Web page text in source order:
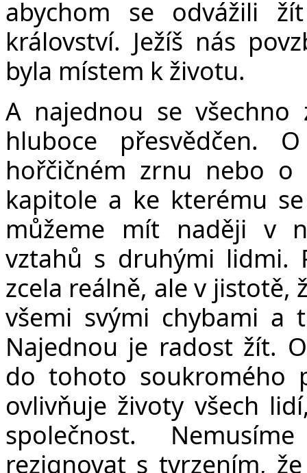
abychom se odvážili
království. Ježíš nás
byla místem k životu.
A najednou se
hluboce přesvědčen.
hořčičném zrnu nebo
kapitole a ke kterému
můžeme mít naději v
vztahů s druhými lidmi.
zcela reálně, ale v jistotě,
všemi svými chybami a
Najednou je radost žít.
do tohoto soukromého
ovlivňuje životy všech
společnost.
rezignovat s tvrzením,